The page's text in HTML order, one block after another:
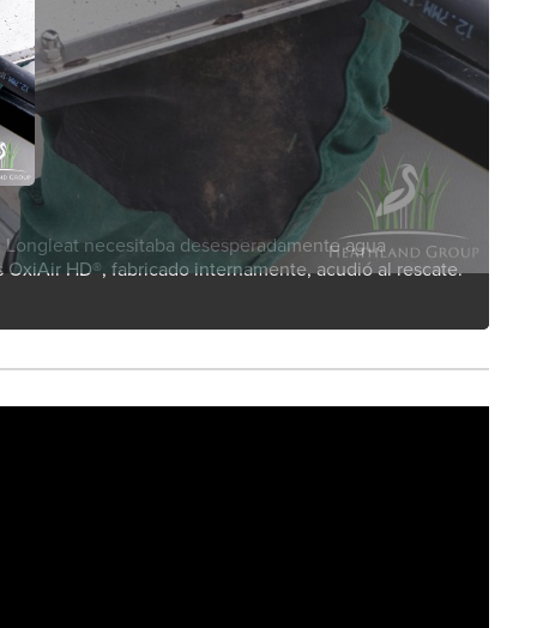
necesitaba desesperadamente agua
HD®, fabricado internamente, acudió al rescate.